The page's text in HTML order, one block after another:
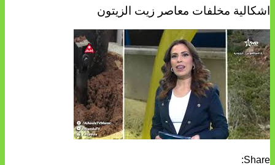
اشكالية مخلفات معاصر زيت الزيتون
Share: